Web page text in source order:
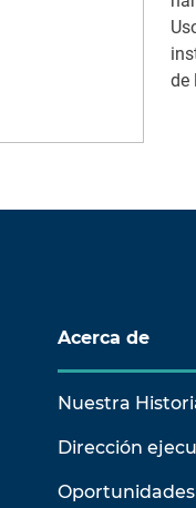
de
Acerca de
Nuestra
Dirección